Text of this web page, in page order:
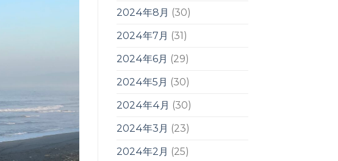
2024年8月 (30)
2024年7月 (31)
2024年6月 (29)
2024年5月 (30)
2024年4月 (30)
2024年3月 (23)
2024年2月 (25)